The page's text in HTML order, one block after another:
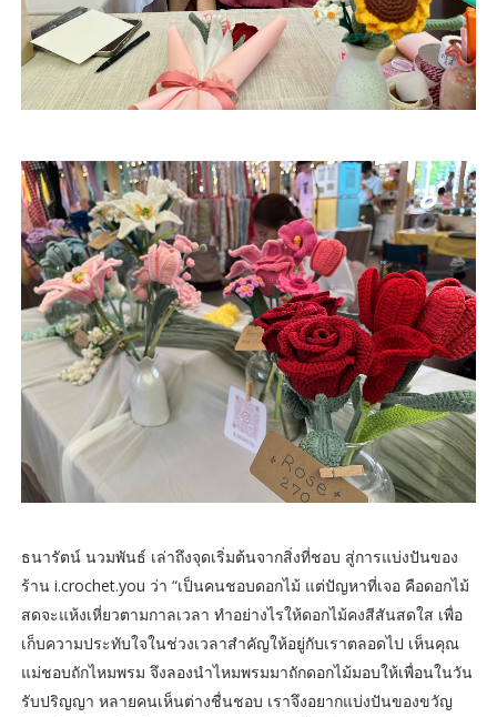
ธนารัตน์ นวมพันธ์ เล่าถึงจุดเริ่มต้นจากสิ่งที่ชอบ สู่การแบ่งปันของ
ร้าน i.crochet.you ว่า “เป็นคนชอบดอกไม้ แต่ปัญหาที่เจอ คือดอกไม้
สดจะแห้งเหี่ยวตามกาลเวลา ทำอย่างไรให้ดอกไม้คงสีสันสดใส เพื่อ
เก็บความประทับใจในช่วงเวลาสำคัญให้อยู่กับเราตลอดไป เห็นคุณ
แม่ชอบถักไหมพรม จึงลองนำไหมพรมมาถักดอกไม้มอบให้เพื่อนในวัน
รับปริญญา หลายคนเห็นต่างชื่นชอบ เราจึงอยากแบ่งปันของขวัญ